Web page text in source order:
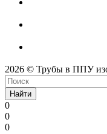
2026 © Трубы в ППУ
Найти
0
0
0